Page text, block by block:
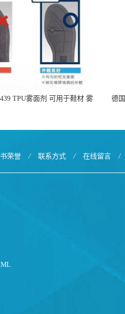
TPU雾面剂 可用于鞋材 雾
德
荣誉 / 联系方式 / 在线留言 /